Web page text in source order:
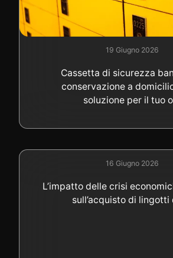
19 Giugno 2026
Cassetta di sicurezza
conservazione a
soluzione per il tuo
16 Giugno 2026
L’impatto delle crisi
sull’acquisto di lingotti